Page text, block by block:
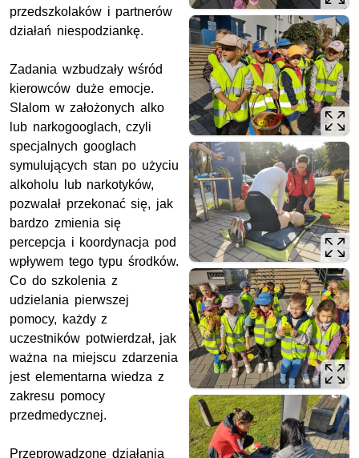
przedszkolaków i partnerów
działań niespodziankę.
Zadania wzbudzały wśród
kierowców duże emocje.
Slalom w założonych alko
lub narkogooglach, czyli
specjalnych googlach
symulujących stan po użyciu
alkoholu lub narkotyków,
pozwalał przekonać się, jak
bardzo zmienia się
percepcja i koordynacja pod
wpływem tego typu środków.
Co do szkolenia z
udzielania pierwszej
pomocy, każdy z
uczestników potwierdzał, jak
ważna na miejscu zdarzenia
jest elementarna wiedza z
zakresu pomocy
przedmedycznej.
Przeprowadzone działania